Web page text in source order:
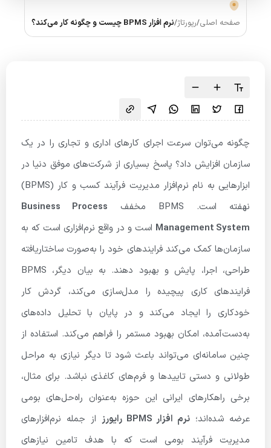
صفحه اصلی/رپورتاژ/نرم افزار BPMS چیست و چگونه کار می‌کند؟
چگونه می‌توان سرعت اجرای کارهای اداری و تجاری را در یک
سازمان افزایش داد؟ پاسخ بسیاری از شرکت‌های موفق دنیا در
ابزارهایی به نام نرم‌افزار مدیریت فرآیند کسب و کار (BPMS)
نهفته است. BPMS مخفف
Business Process
Management System است و در واقع نرم‌افزاری است که به
سازمان‌ها کمک می‌کند فرایندهای خود را به‌صورت ساختاریافته
طراحی، اجرا، پایش و بهبود دهند. به بیان دیگر، BPMS
فرایندهای کاری پیچیده را مدل‌سازی می‌کند، گردش کار
خودکاری را ایجاد می‌کند و در پایان با تحلیل داده‌های
به‌دست‌آمده، امکان بهبود مستمر را فراهم می‌کند. استفاده از
چنین سامانه‌ای می‌تواند باعث شود تا دیگر نیازی به مراحل
طولانی و دستی تاییدها و فرم‌های کاغذی نباشد. برای مثال،
برخی راهکارهای ایرانی این حوزه به‌عنوان راه‌حل‌های بومی
عرضه شده‌اند؛ نرم افزار BPMS رایورز
از جمله نرم‌افزارهای
مدیریت فرآیند بومی است که با هدف تامین نیازهای